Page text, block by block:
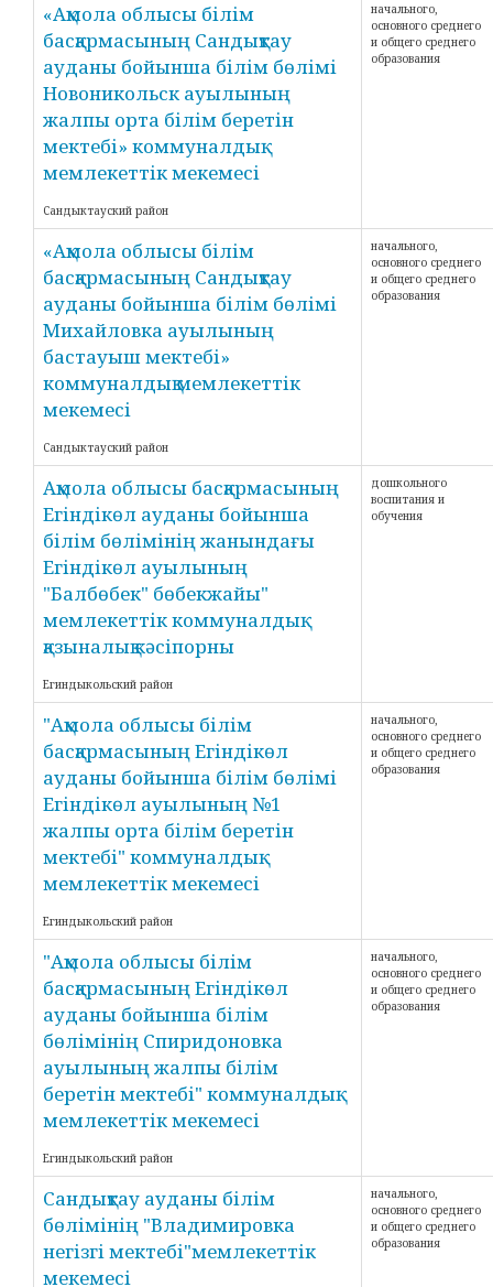
«Ақмола облысы білім
басқармасының Сандықтау
ауданы бойынша білім бөлімі
Новоникольск ауылының
жалпы орта білім беретін
мектебі» коммуналдық
мемлекеттік мекемесі
Сандыктауский район
начального,
основного среднего
и общего среднего
образования
«Ақмола облысы білім
басқармасының Сандықтау
ауданы бойынша білім бөлімі
Михайловка ауылының
бастауыш мектебі»
коммуналдық мемлекеттік
мекемесі
Сандыктауский район
начального,
основного среднего
и общего среднего
образования
Ақмола облысы басқармасының
Егіндікөл ауданы бойынша
білім бөлімінің жанындағы
Егіндікөл ауылының
"Балбөбек" бөбекжайы"
мемлекеттік коммуналдық
қазыналық кәсіпорны
Егиндыкольский район
дошкольного
воспитания и
обучения
"Ақмола облысы білім
басқармасының Егіндікөл
ауданы бойынша білім бөлімі
Егіндікөл ауылының №1
жалпы орта білім беретін
мектебі" коммуналдық
мемлекеттік мекемесі
Егиндыкольский район
начального,
основного среднего
и общего среднего
образования
"Ақмола облысы білім
басқармасының Егіндікөл
ауданы бойынша білім
бөлімінің Спиридоновка
ауылының жалпы білім
беретін мектебі" коммуналдық
мемлекеттік мекемесі
Егиндыкольский район
начального,
основного среднего
и общего среднего
образования
Сандықтау ауданы білім
бөлімінің "Владимировка
негізгі мектебі"мемлекеттік
мекемесі
начального,
основного среднего
и общего среднего
образования